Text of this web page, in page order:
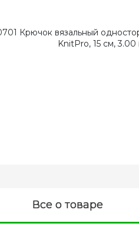
Все о товаре